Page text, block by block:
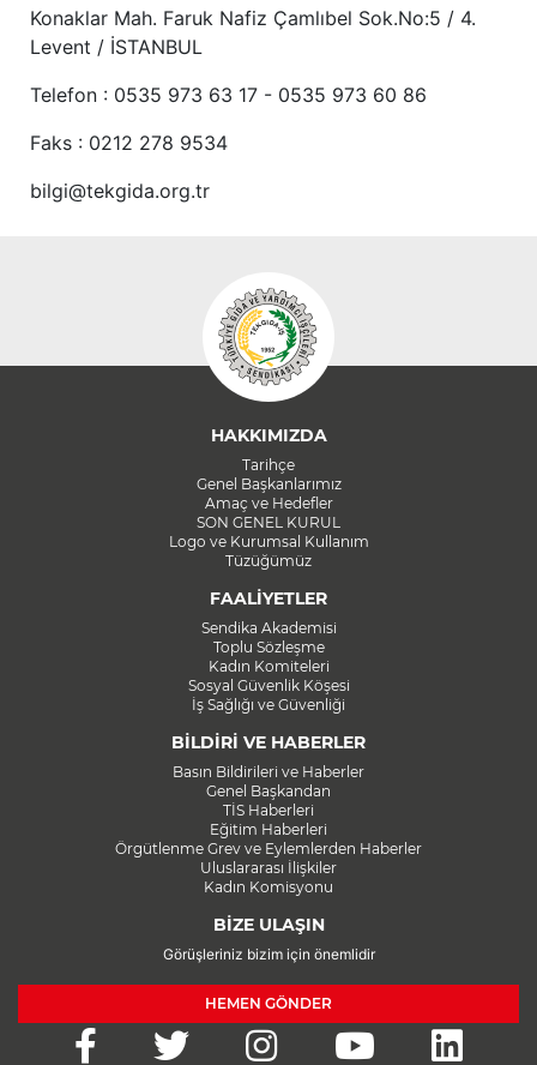
Konaklar Mah. Faruk Nafiz Çamlıbel Sok.No:5 / 4.
Levent / İSTANBUL
Telefon : 0535 973 63 17 - 0535 973 60 86
Faks : 0212 278 9534
bilgi@tekgida.org.tr
HAKKIMIZDA
Tarihçe
Genel Başkanlarımız
Amaç ve Hedefler
SON GENEL KURUL
Logo ve Kurumsal Kullanım
Tüzüğümüz
FAALİYETLER
Sendika Akademisi
Toplu Sözleşme
Kadın Komiteleri
Sosyal Güvenlik Köşesi
İş Sağlığı ve Güvenliği
BİLDİRİ VE HABERLER
Basın Bildirileri ve Haberler
Genel Başkandan
TİS Haberleri
Eğitim Haberleri
Örgütlenme Grev ve Eylemlerden Haberler
Uluslararası İlişkiler
Kadın Komisyonu
BİZE ULAŞIN
Görüşleriniz bizim için önemlidir
HEMEN GÖNDER